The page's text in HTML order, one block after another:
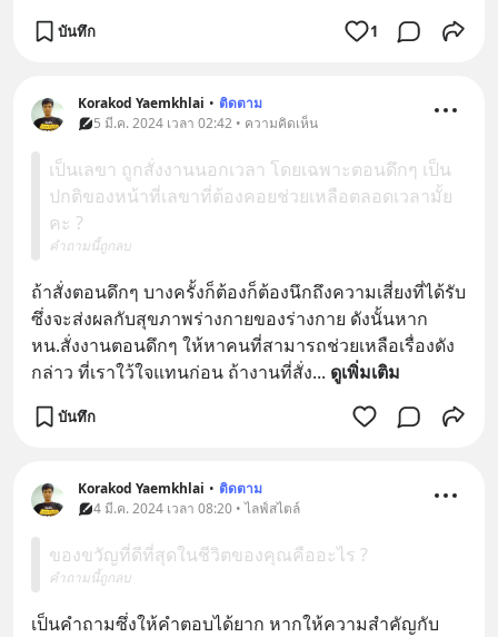
บันทึก 1
Korakod Yaemkhlai • ติดตาม
5 มี.ค. 2024 เวลา 02:42 • ความคิดเห็น
เป็นเลขา ถูกสั่งงานนอกเวลา โดยเฉพาะตอนดึกๆ เป็น
ปกติของหน้าที่เลขาที่ต้องคอยช่วยเหลือตลอดเวลามั้ย
คะ ?
คำถามนี้ถูกลบ
ถ้าสั่งตอนดึกๆ บางครั้งก็ต้องก็ต้องนึกถึงความเสี่ยงที่ได้รับ
ซึ่งจะส่งผลกับสุขภาพร่างกายของร่างกาย ดังนั้นหาก
หน.สั่งงานตอนดึกๆ ให้หาคนที่สามารถช่วยเหลือเรื่องดัง
กล่าว ที่เราใว้ใจแทนก่อน ถ้างานที่สั่ง... ดูเพิ่มเติม
บันทึก
Korakod Yaemkhlai • ติดตาม
4 มี.ค. 2024 เวลา 08:20 • ไลฟ์สไตล์
ของขวัญที่ดีที่สุดในชีวิตของคุณคืออะไร ?
คำถามนี้ถูกลบ
เป็นคำถามซึ่งให้คำตอบได้ยาก หากให้ความสำคัญกับ